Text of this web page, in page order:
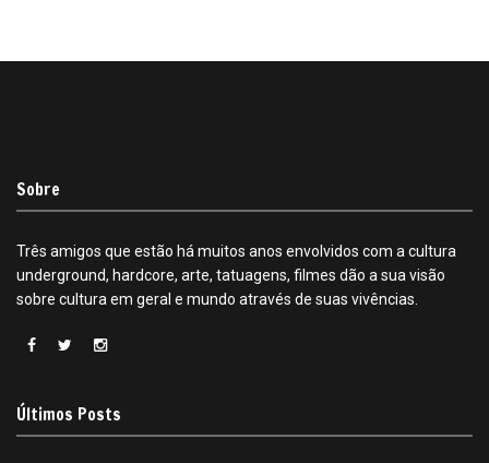
Sobre
Três amigos que estão há muitos anos envolvidos com a cultura
underground, hardcore, arte, tatuagens, filmes dão a sua visão
sobre cultura em geral e mundo através de suas vivências.
Últimos Posts